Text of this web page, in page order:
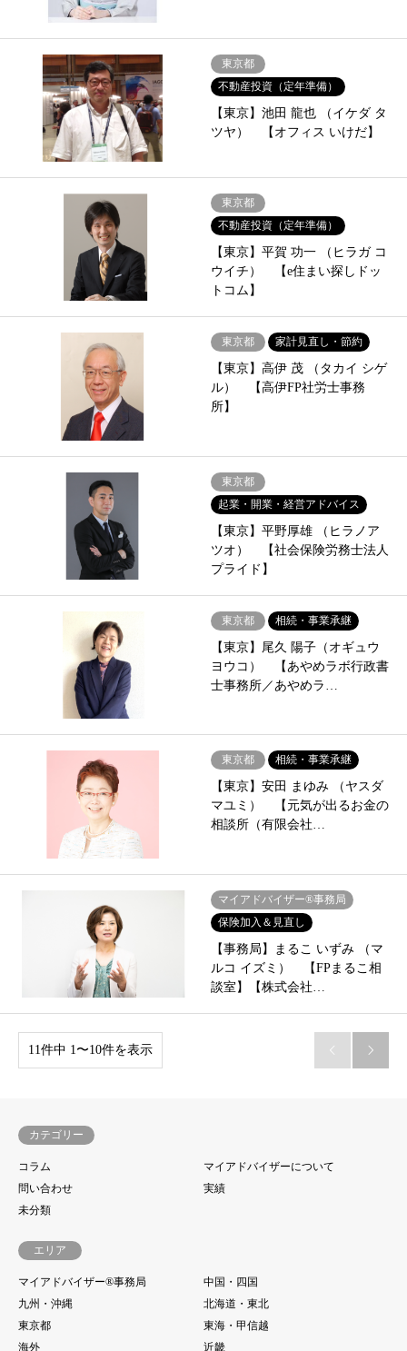
東京都
不動産投資（定年準備）
【東京】池田 龍也 （イケダ タ
ツヤ） 【オフィス いけだ】
東京都
不動産投資（定年準備）
【東京】平賀 功一 （ヒラガ コ
ウイチ） 【e住まい探しドッ
トコム】
東京都 家計見直し・節約
【東京】高伊 茂 （タカイ シゲ
ル） 【高伊FP社労士事務
所】
東京都
起業・開業・経営アドバイス
【東京】平野厚雄 （ヒラノア
ツオ） 【社会保険労務士法人
プライド】
東京都 相続・事業承継
【東京】尾久 陽子（オギュウ
ヨウコ） 【あやめラボ行政書
士事務所／あやめラ…
東京都 相続・事業承継
【東京】安田 まゆみ （ヤスダ
マユミ） 【元気が出るお金の
相談所（有限会社…
マイアドバイザー®事務局
保険加入＆見直し
【事務局】まるこ いずみ （マ
ルコ イズミ） 【FPまるこ相
談室】【株式会社…
11件中 1〜10件を表示  
カテゴリー
コラム
マイアドバイザーについて
問い合わせ
実績
未分類
エリア
マイアドバイザー®事務局
中国・四国
九州・沖縄
北海道・東北
東京都
東海・甲信越
海外
近畿